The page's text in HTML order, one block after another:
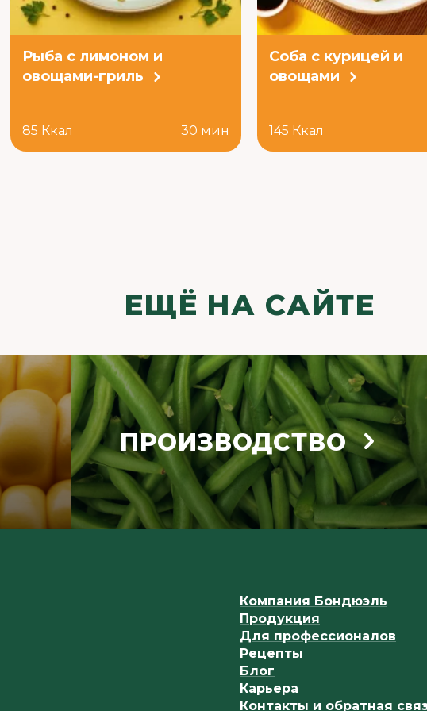
Рыба с лимоном и
овощами-гриль
85 Ккал 30 мин
Соба с курицей и
овощами
145 Ккал
ЕЩЁ НА САЙТЕ
ПРОИЗВОДСТВО
Компания Бондюэль
Продукция
Для профессионалов
Рецепты
Блог
Карьера
Контакты и обратная